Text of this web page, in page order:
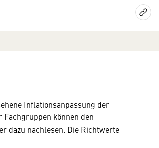
Inflationsanpassung der
können den
dazu nachlesen. Die Richtwerte